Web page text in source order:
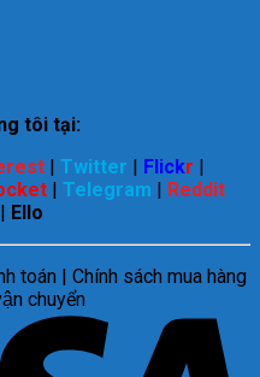
tôi tại:
| Twitter | Flickr |
| Telegram | Reddit
| Ello
toán | Chính sách mua hàng
chuyển